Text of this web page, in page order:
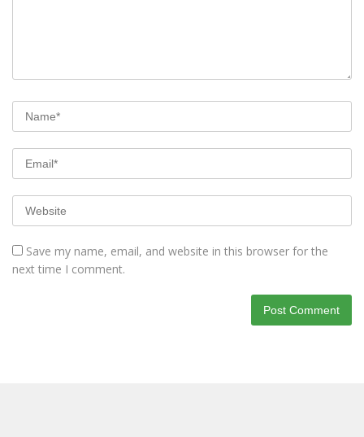
Save my name, email, and website in this browser for the
next time I comment.